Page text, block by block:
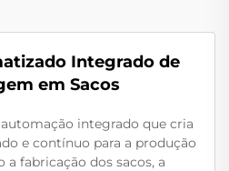
Integrado de
em Sacos
integrado que cria
e contínuo para a produção
a fabricação dos sacos, a